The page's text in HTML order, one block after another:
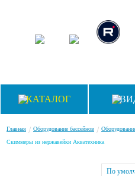
КАТАЛОГ
Главная / Оборудование бассейнов /
Скиммеры из нержавейки Акватехника
По